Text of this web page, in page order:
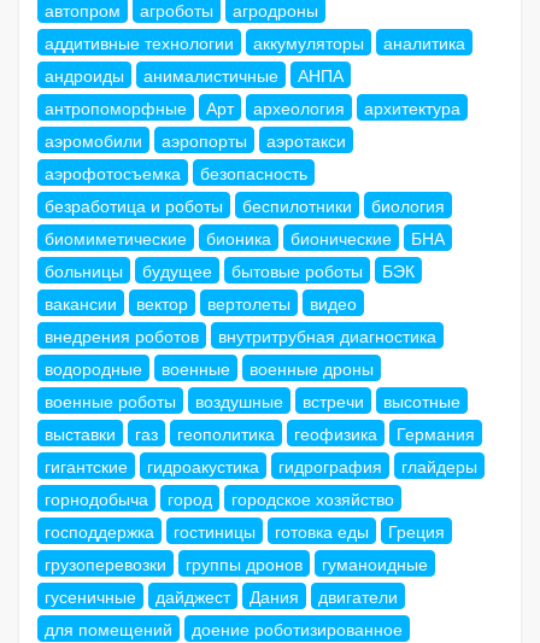
автопром агроботы
агродроны
аддитивные технологии
аккумуляторы
аналитика
андроиды
анималистичные
АНПА
антропоморфные
Арт археология
архитектура
аэромобили
аэропорты
аэротакси
аэрофотосъемка
безопасность
безработица и роботы
беспилотники
биология
биомиметические
бионика бионические
БНА
больницы
будущее бытовые роботы
БЭК
вакансии
вектор вертолеты
видео
внедрения роботов
внутритрубная диагностика
водородные
военные
военные дроны
военные роботы
воздушные встречи
высотные
выставки
газ геополитика геофизика
Германия
гигантские
гидроакустика гидрография
глайдеры
горнодобыча
город
городское хозяйство
господдержка
гостиницы готовка еды
Греция
грузоперевозки
группы дронов
гуманоидные
гусеничные
дайджест Дания
двигатели
для помещений
доение роботизированное